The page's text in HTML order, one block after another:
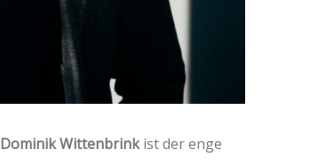
Dominik Wittenbrinkist der enge